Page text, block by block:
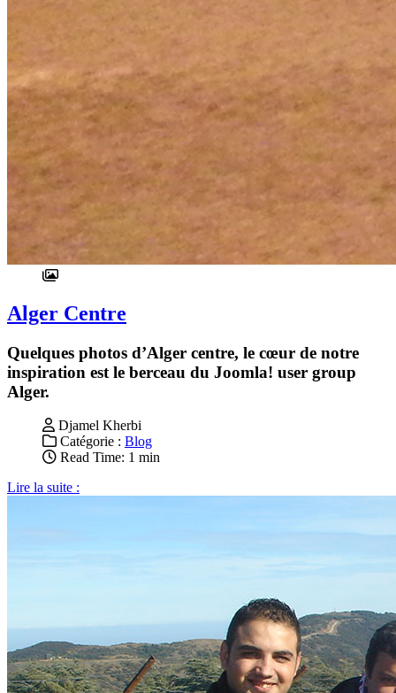
Alger Centre
Quelques photos d’Alger centre, le cœur de notre
inspiration est le berceau du Joomla! user group
Alger.
Djamel Kherbi
Catégorie : Blog
Read Time: 1 min
Lire la suite :